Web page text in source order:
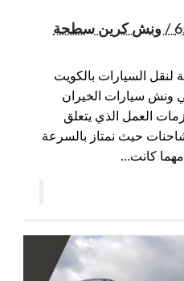
ونش الخيران / 65557275 / ونش كرين سطحة
السيارات بالكويت
سيارات الخيران
العمل الذي يتعلق
حيث نمتاز بالسرعة
مهما كانت…